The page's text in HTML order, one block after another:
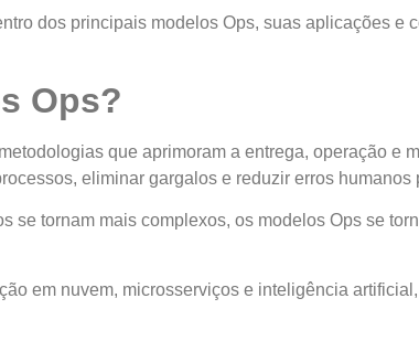
dos principais modelos Ops, suas aplicações
Ops?
que aprimoram a entrega, operação e
eliminar gargalos e reduzir erros
se tornam mais complexos, os modelos Ops se
em nuvem, microsserviços e inteligência